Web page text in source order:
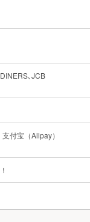
､JCB
付宝（Alipay）